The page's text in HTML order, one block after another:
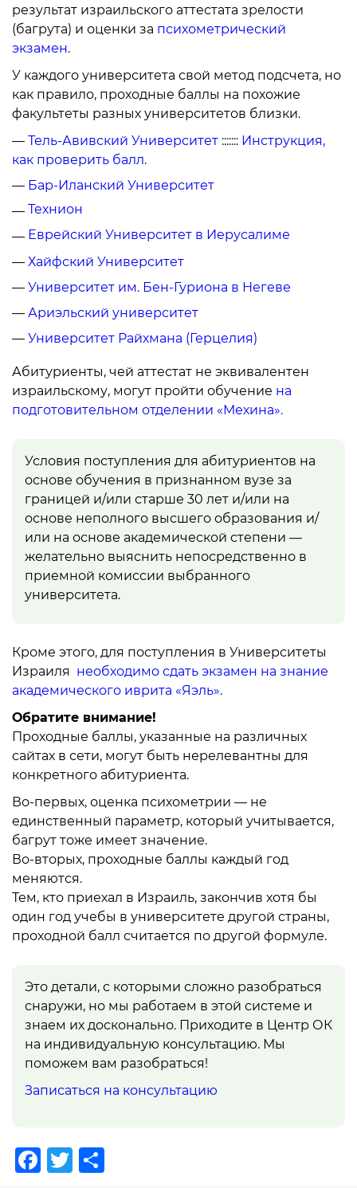
результат израильского аттестата зрелости
(багрута) и оценки за психометрический
экзамен.
У каждого университета свой метод подсчета, но
как правило, проходные баллы на похожие
факультеты разных университетов близки.
— Тель-Авивский Университет ::::::: Инструкция,
как проверить балл.
— Бар-Иланский Университет
— Технион
— Еврейский Университет в Иерусалиме
— Хайфский Университет
— Университет им. Бен-Гуриона в Негеве
— Ариэльский университет
— Университет Райхмана (Герцелия)
Абитуриенты, чей аттестат не эквивалентен
израильскому, могут пройти обучение на
подготовительном отделении «Мехина».
Условия поступления для абитуриентов на
основе обучения в признанном вузе за
границей и/или старше 30 лет и/или на
основе неполного высшего образования и/
или на основе академической степени —
желательно выяснить непосредственно в
приемной комиссии выбранного
университета.
Кроме этого, для поступления в Университеты
Израиля необходимо сдать экзамен на знание
академического иврита «Яэль».
Обратите внимание!
Проходные баллы, указанные на различных
сайтах в сети, могут быть нерелевантны для
конкретного абитуриента.
Во-первых, оценка психометрии — не
единственный параметр, который учитывается,
багрут тоже имеет значение.
Во-вторых, проходные баллы каждый год
меняются.
Тем, кто приехал в Израиль, закончив хотя бы
один год учебы в университете другой страны,
проходной балл считается по другой формуле.
Это детали, с которыми сложно разобраться
снаружи, но мы работаем в этой системе и
знаем их досконально. Приходите в Центр ОК
на индивидуальную консультацию. Мы
поможем вам разобраться!
Записаться на консультацию
Facebook
Twitter